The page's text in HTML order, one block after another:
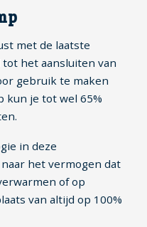
met de laatste
het aansluiten van
gebruik te maken
kun je tot wel 65%
in deze
het vermogen dat
of op
van altijd op 100%